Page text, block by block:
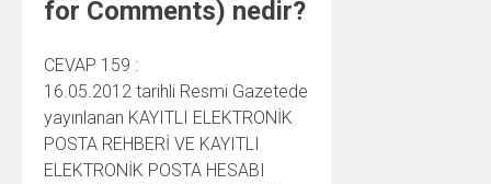
for Comments) nedir?
CEVAP 159 :
16.05.2012 tarihli Resmi Gazetede
yayınlanan KAYITLI ELEKTRONİK
POSTA REHBERİ VE KAYITLI
ELEKTRONİK POSTA HESABI